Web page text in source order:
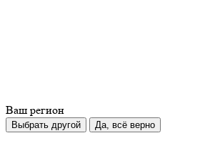
Ваш регион
Выбрать другой Да, всё верно